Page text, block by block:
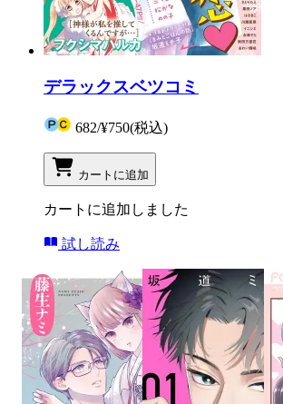
デラックスベツコミ
682/¥750(税込)
カートに追加
カートに追加しました
試し読み